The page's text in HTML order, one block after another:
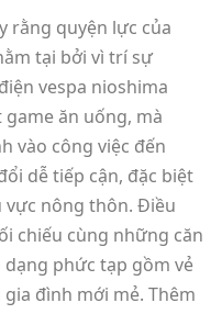
rằng quyện lực của
tại bởi vì trí sự
vespa nioshima
ăn uống, mà
vào công việc đến
dễ tiếp cận, đặc biệt
nông thôn. Điều
chiếu cùng những căn
phức tạp gồm vẻ
đình mới mẻ. Thêm